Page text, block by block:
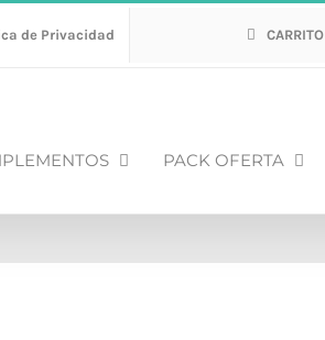
de Privacidad CARRITO
PACK OFERTA